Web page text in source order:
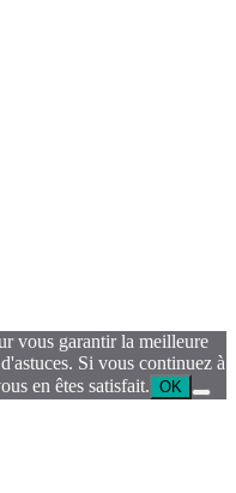
vous garantir la meilleure
Si vous continuez à
en êtes satisfait. OK